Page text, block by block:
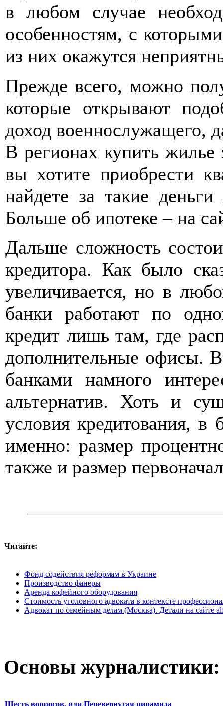
в любом случае
особенностям, с
из них окажутся
Прежде всего, можно
которые открывают
доход военнослужащего,
В регионах купить
вы хотите приобрести
найдете за такие
Больше об ипотеке – на
Дальше сложность
кредитора. Как было
увеличивается, но в
банки работают по
кредит лишь там, где
дополнительные офисы.
банками намного
альтернатив. Хоть и
условия кредитования, в
именно: размер
также и размер
Читайте:
Фонд содействия реформам в Украине
Производство фанеры
Аренда кофейного оборудования
Cтоимость уголовного адвоката в контексте
Адвокат по семейным делам (Москва). Детали на сайте
Основы журналистики:
Шесть вопросов, или Перевернутая пирамида